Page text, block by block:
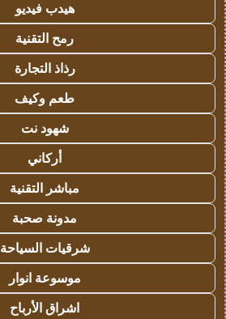
هيدب فيديو
رمح التقنية
رذاذ التجارة
طعم وكيف
شهود نت
أركاني
مباشر التقنية
مدونة صحبة
شرقيات السياحة
موسوعة انوار
اشراق الأرباح